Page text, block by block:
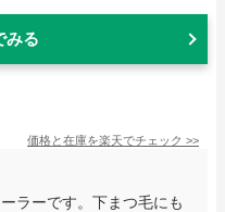
みる
価格と在庫を楽天でチェック >>
ラーです。下まつ毛にも